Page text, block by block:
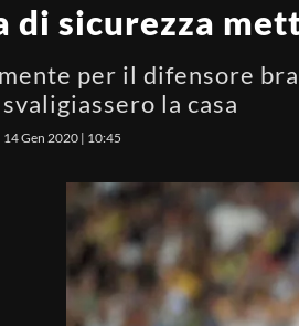
di sicurezza
per il difensore
la casa
14 Gen 2020 | 10:45